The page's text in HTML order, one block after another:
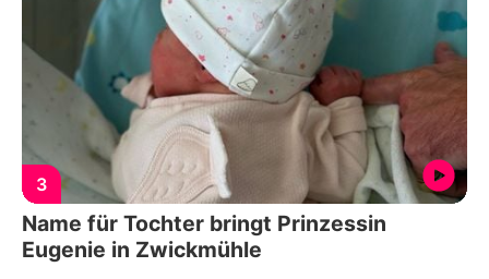
3
Name für Tochter bringt Prinzessin
Eugenie in Zwickmühle